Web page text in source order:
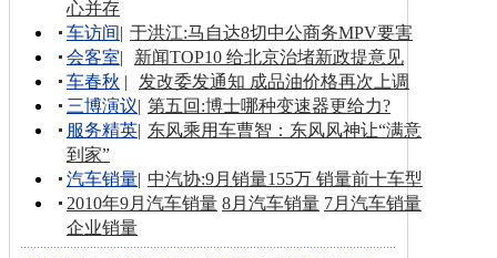
心并存
车访间| 于洪江:马自达8切中公商务MPV要害
会客室|
新闻TOP10 给北京治堵新政提意见
车春秋 |
发改委发通知 成品油价格再次上调
三博演议| 第五回:博士哪种变速器更给力?
服务精英| 东风乘用车曹智：东风风神让“满意
到家”
汽车销量| 中汽协:9月销量155万 销量前十车型
2010年9月汽车销量 8月汽车销量 7月汽车销量
企业销量